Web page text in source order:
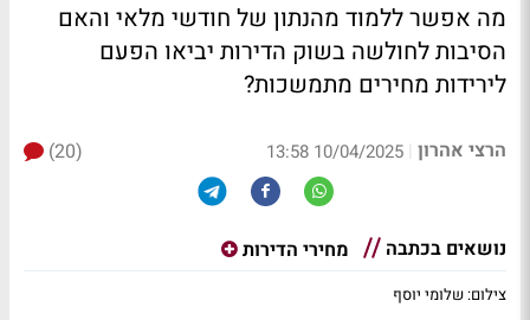
מה אפשר ללמוד מהנתון של חודשי מלאי והאם
הסיבות לחולשה בשוק הדירות יביאו הפעם
לירידות מחירים מתמשכות?
הרצי אהרון |
10/04/2025 13:58
(20)
נושאים בכתבה מחירי הדירות
צילום: שלומי יוסף